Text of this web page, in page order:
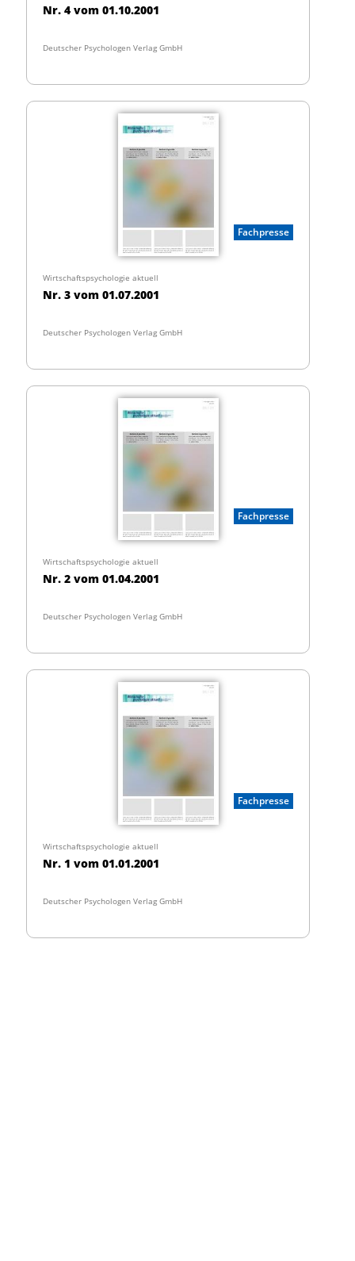
Nr. 4 vom 01.10.2001
Deutscher Psychologen Verlag GmbH
Fachpresse
Wirtschaftspsychologie aktuell
Nr. 3 vom 01.07.2001
Deutscher Psychologen Verlag GmbH
Fachpresse
Wirtschaftspsychologie aktuell
Nr. 2 vom 01.04.2001
Deutscher Psychologen Verlag GmbH
Fachpresse
Wirtschaftspsychologie aktuell
Nr. 1 vom 01.01.2001
Deutscher Psychologen Verlag GmbH